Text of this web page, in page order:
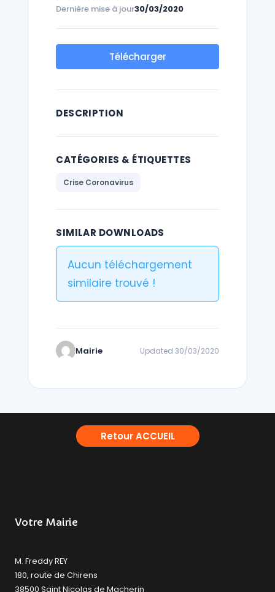
Dernière mise à jour30/03/2020
Télécharger
DESCRIPTION
CATÉGORIES & ÉTIQUETTES
Crise Coronavirus
SIMILAR DOWNLOADS
Aucun téléchargement
similaire trouvé !
Mairie Updated 30/03/2020
Retour ACCUEIL
Votre Mairie
M. Freddy REY
180, route de Chirens
38500 Saint Nicolas de Macherin